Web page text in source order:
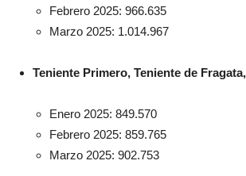
Febrero 2025: 966.635
Marzo 2025: 1.014.967
Teniente Primero, Teniente de
Enero 2025: 849.570
Febrero 2025: 859.765
Marzo 2025: 902.753